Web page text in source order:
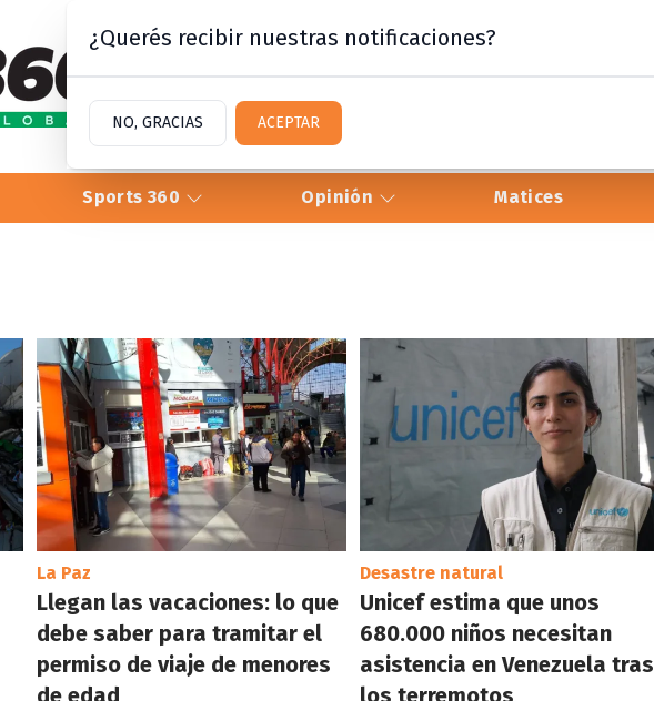
Sports 360 Opinión Matices
La Paz
Llegan las vacaciones: lo que
debe saber para tramitar el
permiso de viaje de menores
de edad
Desastre natural
Unicef estima que unos
680.000 niños necesitan
asistencia en Venezuela tras
los terremotos
¿Querés recibir nuestras notificaciones?
NO, GRACIAS ACEPTAR